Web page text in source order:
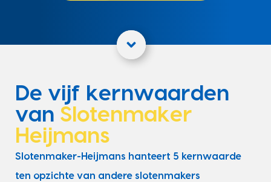
De vijf kernwaarden
van Slotenmaker
Heijmans
Slotenmaker-Heijmans hanteert 5 kernwaarde
ten opzichte van andere slotenmakers